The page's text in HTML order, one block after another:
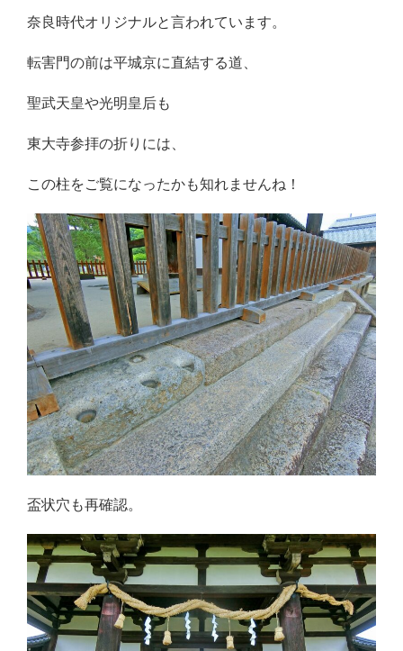
奈良時代オリジナルと言われています。
転害門の前は平城京に直結する道、
聖武天皇や光明皇后も
東大寺参拝の折りには、
この柱をご覧になったかも知れませんね！
盃状穴も再確認。